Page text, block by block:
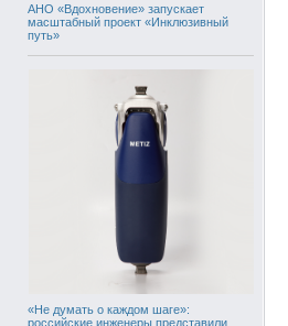
АНО «Вдохновение» запускает
масштабный проект «Инклюзивный
путь»
«Не думать о каждом шаге»:
российские инженеры представили